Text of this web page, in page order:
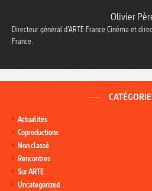
Olivier
Directeur général d’ARTE France Cinéma et
France.
Actualités
Coproductions
Non classé
Rencontres
Sur ARTE
Uncategorized